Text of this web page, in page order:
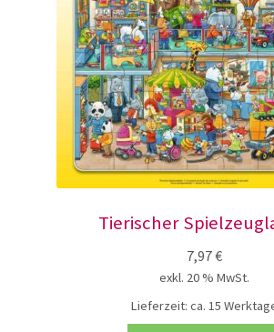
Tierischer
7,97€
exkl. 20 % MwSt.
Lieferzeit: ca. 15